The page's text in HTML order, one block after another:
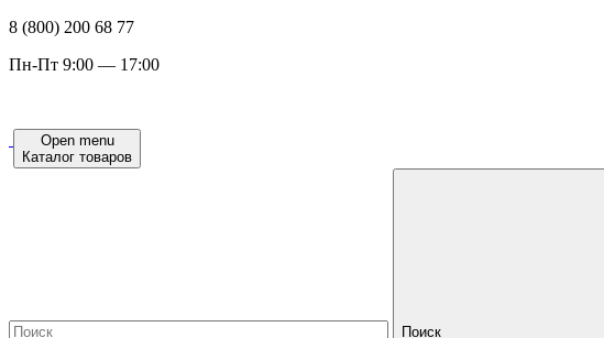
8 (800) 200 68 77
Пн-Пт 9:00 — 17:00
Open menu
Каталог товаров
Поиск